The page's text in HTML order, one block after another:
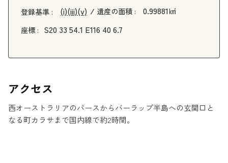
登録基準 : (i)(iii)(v) 遺産の面積 : 0.99881㎢
座標 : S20 33 54.1 E116 40 6.7
アクセス
西オーストラリアのパースからバーラップ半島への玄関口と
なる町カラサまで国内線で約2時間。